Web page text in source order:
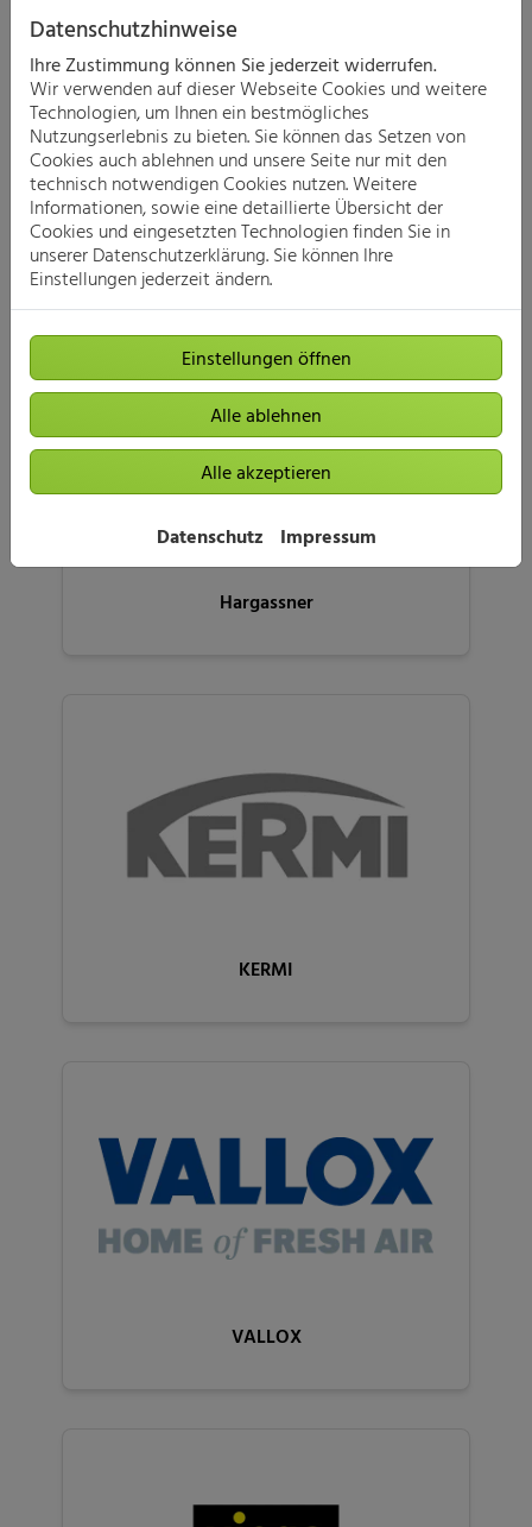
Gessi
Hargassner
KERMI
VALLOX
Datenschutzhinweise
Ihre Zustimmung können Sie jederzeit widerrufen.
Wir verwenden auf dieser Webseite Cookies und weitere
Technologien, um Ihnen ein bestmögliches
Nutzungserlebnis zu bieten. Sie können das Setzen von
Cookies auch ablehnen und unsere Seite nur mit den
technisch notwendigen Cookies nutzen. Weitere
Informationen, sowie eine detaillierte Übersicht der
Cookies und eingesetzten Technologien finden Sie in
unserer Datenschutzerklärung. Sie können Ihre
Einstellungen jederzeit ändern.
Einstellungen öffnen
Alle ablehnen
Alle akzeptieren
Datenschutz Impressum